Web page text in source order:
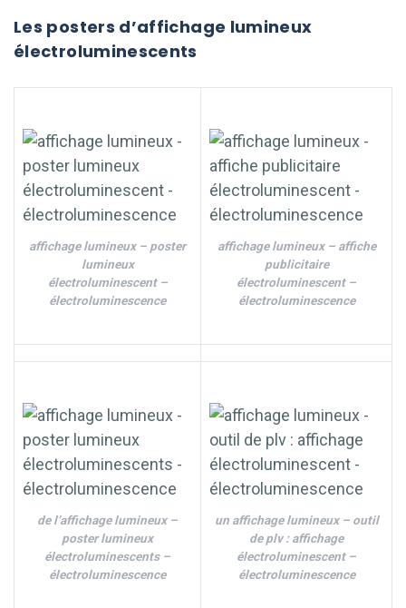
Les posters d’affichage lumineux
électroluminescents
affichage lumineux – poster
lumineux
électroluminescent –
électroluminescence
affichage lumineux – affiche
publicitaire
électroluminescent –
électroluminescence
de l’affichage lumineux –
poster lumineux
électroluminescents –
électroluminescence
un affichage lumineux – outil
de plv : affichage
électroluminescent –
électroluminescence